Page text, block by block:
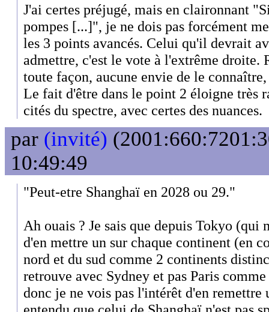
J'ai certes préjugé, mais en claironnant
pompes [...]", je ne dois pas forcément
les 3 points avancés. Celui qu'il devrait
admettre, c'est le vote à l'extrême droite.
toute façon, aucune envie de le
Le fait d'être dans le point 2 éloigne très
cités du spectre, avec certes des nuances.
par (invité)
10:49:49
"Peut-etre Shanghaï en 2028 ou 29."
Ah ouais ? Je sais que depuis Tokyo (qui
d'en mettre un sur chaque continent (en
nord et du sud comme 2 continents
retrouve avec Sydney et pas Paris
donc je ne vois pas l'intérêt d'en remettre